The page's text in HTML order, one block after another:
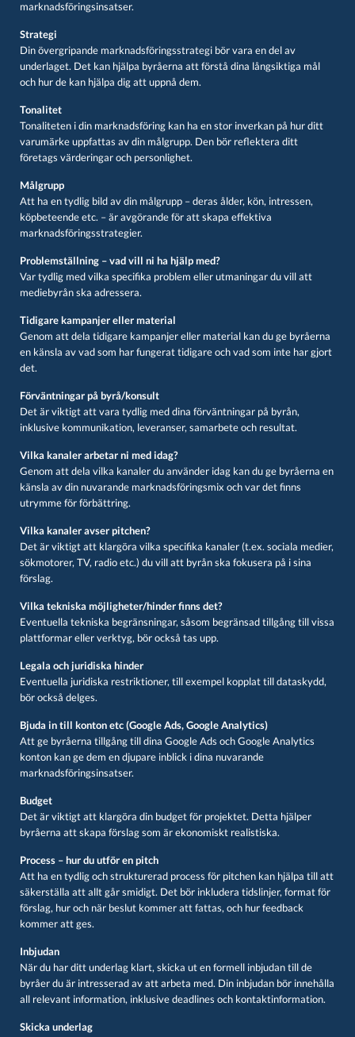
marknadsföringsinsatser.
Strategi
Din övergripande marknadsföringsstrategi bör vara en del av
underlaget. Det kan hjälpa byråerna att förstå dina långsiktiga mål
och hur de kan hjälpa dig att uppnå dem.
Tonalitet
Tonaliteten i din marknadsföring kan ha en stor inverkan på hur ditt
varumärke uppfattas av din målgrupp. Den bör reflektera ditt
företags värderingar och personlighet.
Målgrupp
Att ha en tydlig bild av din målgrupp – deras ålder, kön, intressen,
köpbeteende etc. – är avgörande för att skapa effektiva
marknadsföringsstrategier.
Problemställning – vad vill ni ha hjälp med?
Var tydlig med vilka specifika problem eller utmaningar du vill att
mediebyrån ska adressera.
Tidigare kampanjer eller material
Genom att dela tidigare kampanjer eller material kan du ge byråerna
en känsla av vad som har fungerat tidigare och vad som inte har gjort
det.
Förväntningar på byrå/konsult
Det är viktigt att vara tydlig med dina förväntningar på byrån,
inklusive kommunikation, leveranser, samarbete och resultat.
Vilka kanaler arbetar ni med idag?
Genom att dela vilka kanaler du använder idag kan du ge byråerna en
känsla av din nuvarande marknadsföringsmix och var det finns
utrymme för förbättring.
Vilka kanaler avser pitchen?
Det är viktigt att klargöra vilka specifika kanaler (t.ex. sociala medier,
sökmotorer, TV, radio etc.) du vill att byrån ska fokusera på i sina
förslag.
Vilka tekniska möjligheter/hinder finns det?
Eventuella tekniska begränsningar, såsom begränsad tillgång till vissa
plattformar eller verktyg, bör också tas upp.
Legala och juridiska hinder
Eventuella juridiska restriktioner, till exempel kopplat till dataskydd,
bör också delges.
Bjuda in till konton etc (Google Ads, Google Analytics)
Att ge byråerna tillgång till dina Google Ads och Google Analytics
konton kan ge dem en djupare inblick i dina nuvarande
marknadsföringsinsatser.
Budget
Det är viktigt att klargöra din budget för projektet. Detta hjälper
byråerna att skapa förslag som är ekonomiskt realistiska.
Process – hur du utför en pitch
Att ha en tydlig och strukturerad process för pitchen kan hjälpa till att
säkerställa att allt går smidigt. Det bör inkludera tidslinjer, format för
förslag, hur och när beslut kommer att fattas, och hur feedback
kommer att ges.
Inbjudan
När du har ditt underlag klart, skicka ut en formell inbjudan till de
byråer du är intresserad av att arbeta med. Din inbjudan bör innehålla
all relevant information, inklusive deadlines och kontaktinformation.
Skicka underlag